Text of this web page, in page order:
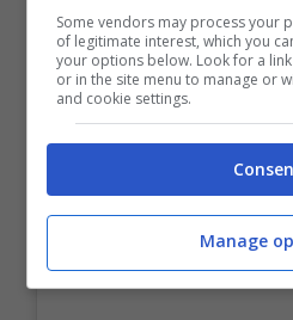
Some vendors may process your
of legitimate interest, which you
your options below. Look for a
or in the site menu to manage or
and cookie settings.
Manage